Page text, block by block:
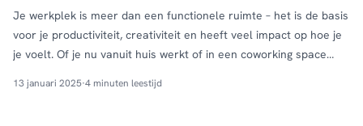
Je werkplek is meer dan een functionele ruimte – het is de basis
voor je productiviteit, creativiteit en heeft veel impact op hoe je
je voelt. Of je nu vanuit huis werkt of in een coworking space
met HUUS delen we onze tips voor een inspirerende …
13 januari 2025·4 minuten leestijd